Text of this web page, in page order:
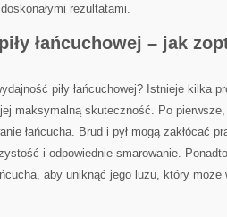
rezultatami.
łańcuchowej – jak
piły łańcuchowej? Istnieje kilka
maksymalną ⁤skuteczność. Po
łańcucha. Brud i pył mogą zakłócać
i odpowiednie smarowanie.
aby uniknąć jego luzu, który może​